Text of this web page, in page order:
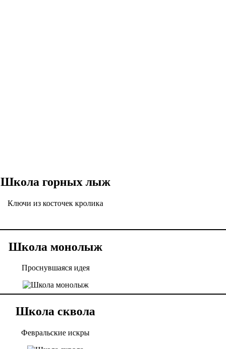
Школа горных лыж
Ключи из косточек кролика
Школа монолыж
Проснувшаяся идея
Школа сквола
Февральские искры